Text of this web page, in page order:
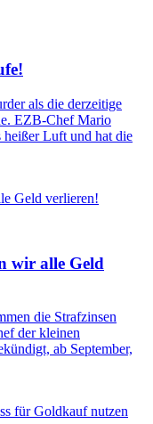
als die derzeitige
EZB-Chef Mario
Luft und hat die
wir alle Geld
die Strafzinsen
der kleinen
ab September,